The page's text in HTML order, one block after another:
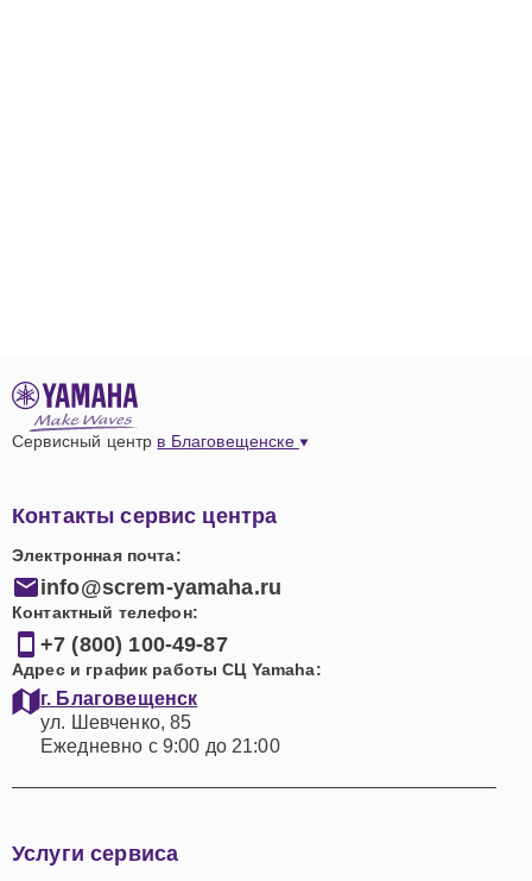
Сервисный центр в Благовещенске
Контакты сервис центра
Электронная почта:
info@screm-yamaha.ru
Контактный телефон:
+7 (800) 100-49-87
Адрес и график работы СЦ Yamaha:
г. Благовещенск
ул. Шевченко, 85
Ежедневно с 9:00 до 21:00
Услуги сервиса